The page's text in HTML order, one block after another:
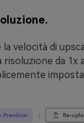
velocità di
da 1x